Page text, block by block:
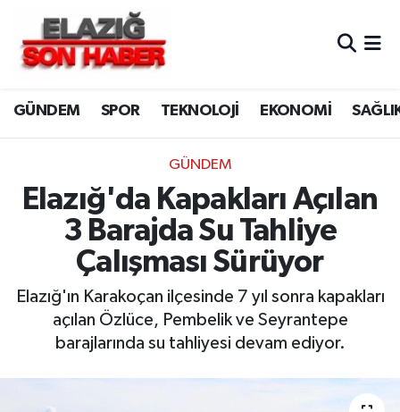
GÜNDEM SPOR TEKNOLOJİ EKONOMİ
GÜNDEM
Elazığ'da Kapakları Açılan
3 Barajda Su Tahliye
Çalışması Sürüyor
Elazığ'ın Karakoçan ilçesinde 7 yıl sonra kapakları
açılan Özlüce, Pembelik ve Seyrantepe
barajlarında su tahliyesi devam ediyor.
CANLI YAYIN
ASAYİŞ
BİLİM VE TEKNOLOJİ
DÜNYA
EĞİTİM
EKONOMİ
ELAZIĞ
Merkez Hava Durumu
Merkez Trafik Yoğunluk Haritası
Süper Lig Puan Durumu ve Fikstür
Tüm Manşetler
Son Dakika Haberleri
Haber Arşivi